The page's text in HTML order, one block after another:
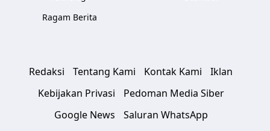
Ragam Berita
Redaksi Tentang Kami Kontak Kami
Iklan
Kebijakan Privasi
Pedoman Media Siber
Google News
Saluran WhatsApp